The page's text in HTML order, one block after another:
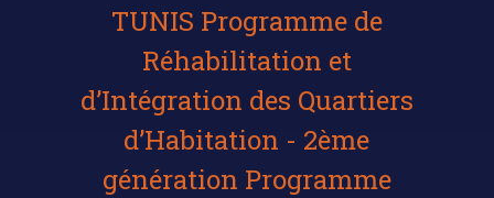
TUNIS Programme de
Réhabilitation et
d’Intégration des Quartiers
d’Habitation - 2ème
génération Programme